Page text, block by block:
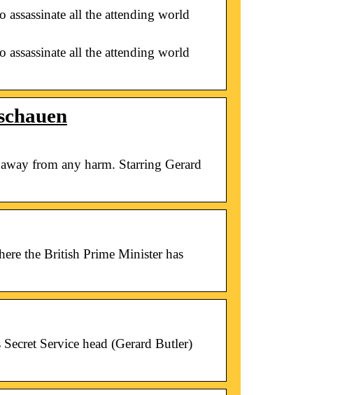
all the attending world
all the attending world
from any harm. Starring Gerard
the British Prime Minister has
Service head (Gerard Butler)